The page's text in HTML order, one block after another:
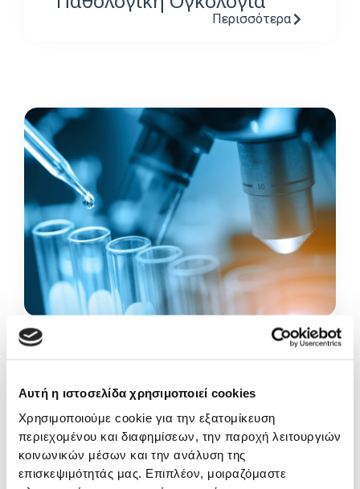
Αυτή η ιστοσελίδα χρησιμοποιεί cookies
Χρησιμοποιούμε cookie για την εξατομίκευση
περιεχομένου και διαφημίσεων, την παροχή λειτουργιών
κοινωνικών μέσων και την ανάλυση της
επισκεψιμότητάς μας. Επιπλέον, μοιραζόμαστε
Περισσότερα